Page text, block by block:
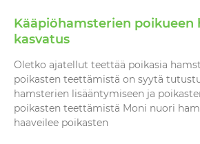
Kääpiöhamsterien poikueen
kasvatus
Oletko ajatellut teettää poikasia
poikasten teettämistä on syytä
hamsterien lisääntymiseen ja
poikasten teettämistä Moni nuori
haaveilee poikasten